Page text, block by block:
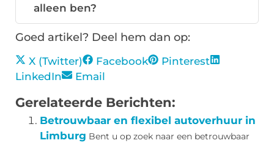
alleen ben?
Goed artikel? Deel hem dan op:
X (Twitter) Facebook
Pinterest
LinkedIn
Email
Gerelateerde Berichten:
Betrouwbaar en flexibel autoverhuur in
Limburg Bent u op zoek naar een betrouwbaar